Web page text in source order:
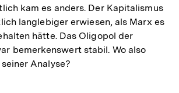
kam es anders. Der Kapitalismus
langlebiger erwiesen, als Marx es
hätte. Das Oligopol der
bemerkenswert stabil. Wo also
Analyse?